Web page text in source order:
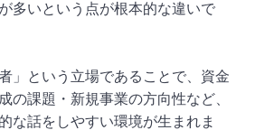
多いという点が根本的な違いで
」という立場であることで、資金
の課題・新規事業の方向性など、
な話をしやすい環境が生まれま